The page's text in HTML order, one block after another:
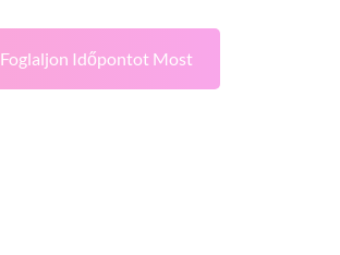
Foglaljon Időpontot Most